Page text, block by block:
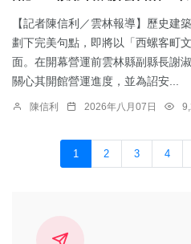
【記者陳信利／雲林報導】歷史建
劃下完美句點，即將以「西螺客町
面。在開幕營運前雲林縣副縣長謝
關心其開館營運進度，並為詔安...
陳信利 2026年八月07日
1 2 3 4